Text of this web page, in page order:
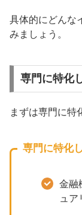
具体的にどんな
みましょう。
専門に特化
まずは専門に特
専門に特化
金融
ュア